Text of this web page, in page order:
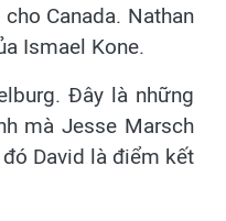
Canada. Nathan
Ismael Kone.
Đây là những
mà Jesse Marsch
David là điểm kết